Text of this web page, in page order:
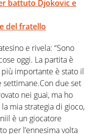
battuto Djokovic e
del fratello
e rivela: “Sono
oggi. La partita è
importante è stato il
due set
nei guai, ma ho
mia strategia di gioco,
è un giocatore
per l’ennesima volta